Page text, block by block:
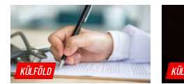
KÜLFÖLD